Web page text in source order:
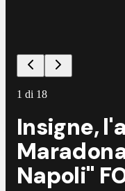
1 di 18
Insigne,
Napoli"